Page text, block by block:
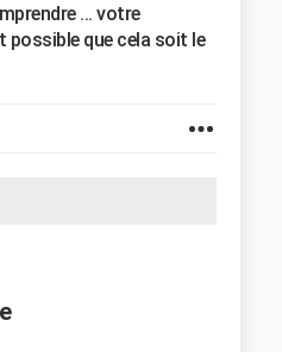
... votre
que cela soit le